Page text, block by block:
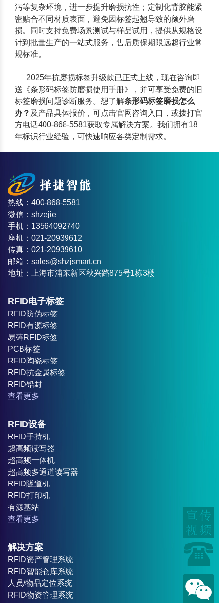
污等复杂环境，进一步提升磨损抗性；定制化背胶能紧
密贴合不同材质表面，避免因标签起翘导致的额外磨
损。同时支持免费场景测试与样品试用，提供从规格设
计到批量生产的一站式服务，售后质保期限远超行业常
规标准。
2025年抗磨损标签升级款已正式上线，现在咨询即
送《条形码标签防磨损使用手册》，并可享受免费的旧
标签磨损问题诊断服务。想了解条形码标签磨损怎么
办？ 及产品具体报价，可点击官网咨询入口，或拨打官
方电话400-868-5581获取专属解决方案。我们拥有18
年标识行业经验，可快速响应各类定制需求。
热线：400-868-5581
微信：shzejie
手机：13564092740
座机：021-20939612
传真：021-20939610
邮箱：sales@shzjsmart.cn
地址：上海市浦东新区秋兴路875号1栋3楼
RFID电子标签
RFID防伪标签
RFID有源标签
易碎RFID标签
PCB标签
RFID陶瓷标签
RFID抗金属标签
RFID铅封
查看更多
RFID设备
RFID手持机
超高频读写器
超高频一体机
超高频多通道读写器
RFID隧道机
RFID打印机
有源基站
查看更多
解决方案
RFID资产管理系统
RFID智能仓库系统
人员/物品定位系统
RFID物资管理系统